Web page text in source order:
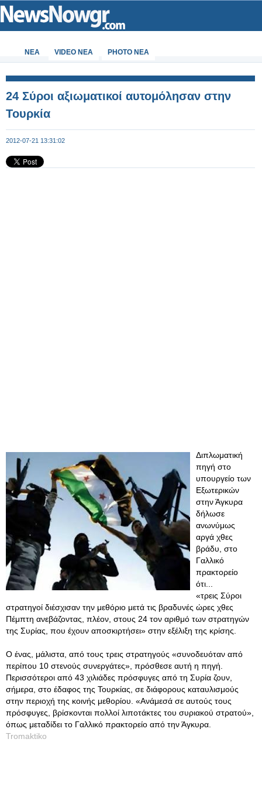
ΝΕΑ VIDEO NEA PHOTO NEA
24 Σύροι αξιωματικοί αυτομόλησαν στην
Τουρκία
2012-07-21 13:31:02
Διπλωματική
πηγή στο
υπουργείο των
Εξωτερικών
στην Άγκυρα
δήλωσε
ανωνύμως
αργά χθες
βράδυ, στο
Γαλλικό
πρακτορείο
ότι...
«τρεις Σύροι
στρατηγοί διέσχισαν την μεθόριο μετά τις βραδυνές ώρες χθες
Πέμπτη ανεβάζοντας, πλέον, στους 24 τον αριθμό των στρατηγών
της Συρίας, που έχουν αποσκιρτήσει» στην εξέλιξη της κρίσης.
Ο ένας, μάλιστα, από τους τρεις στρατηγούς «συνοδευόταν από
περίπου 10 στενούς συνεργάτες», πρόσθεσε αυτή η πηγή.
Περισσότεροι από 43 χιλιάδες πρόσφυγες από τη Συρία ζουν,
σήμερα, στο έδαφος της Τουρκίας, σε διάφορους καταυλισμούς
στην περιοχή της κοινής μεθορίου. «Ανάμεσά σε αυτούς τους
πρόσφυγες, βρίσκονται πολλοί λιποτάκτες του συριακού στρατού»,
όπως μεταδίδει το Γαλλικό πρακτορείο από την Άγκυρα.
Tromaktiko